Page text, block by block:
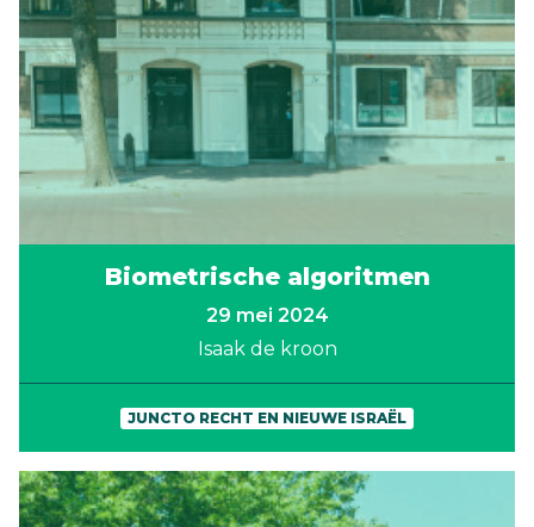
Biometrische algoritmen
29 mei 2024
Isaak de kroon
JUNCTO RECHT EN NIEUWE ISRAËL